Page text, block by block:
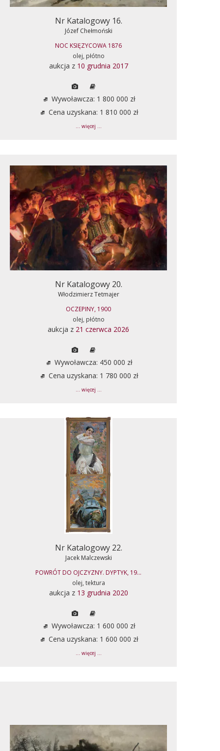
Nr Katalogowy 16.
Józef Chełmoński
NOC KSIĘZYCOWA 1876
olej, płótno
aukcja z 10 grudnia 2017
Wywoławcza: 1 800 000 zł
Cena uzyskana: 1 810 000 zł
... więcej ...
Nr Katalogowy 20.
Włodzimierz Tetmajer
OCZEPINY, 1900
olej, płótno
aukcja z 21 czerwca 2026
Wywoławcza: 450 000 zł
Cena uzyskana: 1 780 000 zł
... więcej ...
Nr Katalogowy 22.
Jacek Malczewski
POWRÓT DO OJCZYZNY. DYPTYK, 19...
olej, tektura
aukcja z 13 grudnia 2020
Wywoławcza: 1 600 000 zł
Cena uzyskana: 1 600 000 zł
... więcej ...